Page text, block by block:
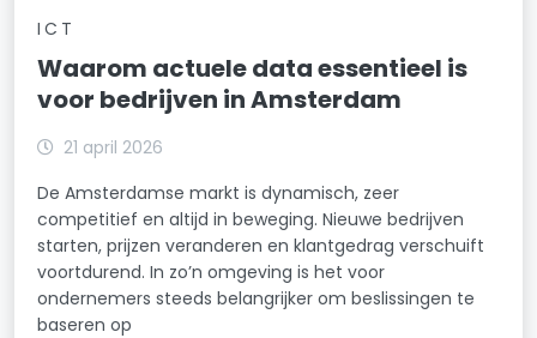
ICT
Waarom actuele data essentieel is
voor bedrijven in Amsterdam
21 april 2026
De Amsterdamse markt is dynamisch, zeer
competitief en altijd in beweging. Nieuwe bedrijven
starten, prijzen veranderen en klantgedrag verschuift
voortdurend. In zo’n omgeving is het voor
ondernemers steeds belangrijker om beslissingen te
baseren op